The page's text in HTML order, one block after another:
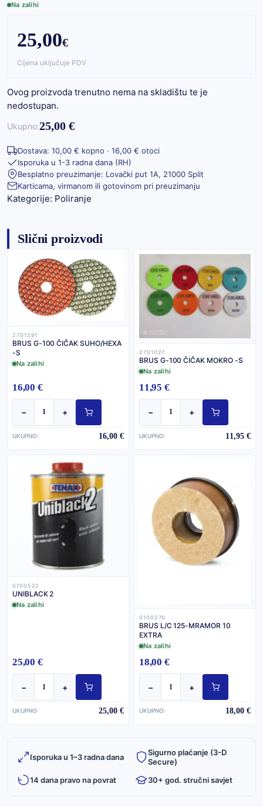
Na zalihi
25,00€
Cijena uključuje PDV
Ovog proizvoda trenutno nema na skladištu te je
nedostupan.
Ukupno:25,00 €
Dostava: 10,00 € kopno · 16,00 € otoci
Isporuka u 1-3 radna dana (RH)
Besplatno preuzimanje: Lovački put 1A, 21000 Split
Karticama, virmanom ili gotovinom pri preuzimanju
Kategorije: Poliranje
Slični proizvodi
2701291
BRUS G-100 ČIČAK SUHO/HEXA
-S
Na zalihi
16,00 €
− +
UKUPNO: 16,00 €
2701027
BRUS G-100 ČIČAK MOKRO -S
Na zalihi
11,95 €
− +
UKUPNO: 11,95 €
0100522
UNIBLACK 2
Na zalihi
25,00 €
− +
UKUPNO: 25,00 €
0100270
BRUS L/C 125-MRAMOR 10
EXTRA
Na zalihi
18,00 €
− +
UKUPNO: 18,00 €
Isporuka u 1–3 radna dana
Sigurno plaćanje (3-D
Secure)
14 dana pravo na povrat
30+ god. stručni savjet